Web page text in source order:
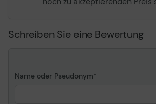
Nein
Einzelpatrone Nein
Schreiben Sie eine Bewertung
Name oder Pseudonym